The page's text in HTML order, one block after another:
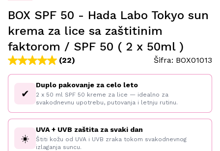
BOX SPF 50 - Hada Labo Tokyo sun
krema za lice sa zaštitinim
faktorom / SPF 50 ( 2 x 50ml )
(22) Šifra: BOX01013
✔
Duplo pakovanje za celo leto
2 x 50 ml SPF 50 kreme za lice — idealno za
svakodnevnu upotrebu, putovanja i letnju rutinu.
☀️
UVA + UVB zaštita za svaki dan
Štiti kožu od UVA i UVB zraka tokom svakodnevnog
izlaganja suncu.